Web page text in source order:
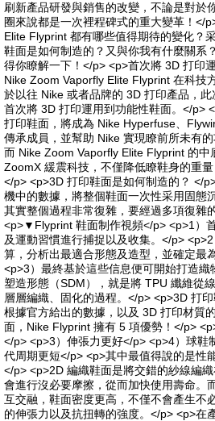
刷新產品研發與銷售的改變，不論是對於
圈來說都是一次裡程碑式的重大變革！</
Elite Flyprint 都有哪些值得期待的變化？
鞋面是如何制造的？又與你我有什麼關系
得你瞭解一下！</p> <p>首次將 3D 打印
Nike Zoom Vaporfly Elite Flyprint 在科技
於以往 Nike 或者品牌的 3D 打印產品，
首次將 3D 打印運用到功能性鞋面。</p>
打印鞋面，將成為 Nike Hyperfuse、
傳承成員，並幫助 Nike 實現瞭前所未有
而 Nike Zoom Vaporfly Elite Flyprint 的中
ZoomX 緩震科技，不僅降低瞭鞋身的重
</p> <p>3D 打印鞋面是如何制造的？ </
機中的數據，將整個鞋面一次性采用固態
其實整個過程非常復雜，要經過多項復雜
<p>▼Flyprint 鞋面制作視頻</p> <p>1）
及運動習慣進行捕捉以及收集。</p>
算，分析出最適合形態及造型，並確定最
<p>3）最終基於這些信息便可開始打造
塑造形態（SDM），就是將 TPU 纖維從
層層編織、固化的過程。</p> <p>3D 打
根據官方給出的數據，以及 3D 打印材質
面，Nike Flyprint 擁有 5 項優勢！</p>
</p> <p>3）伸張力更好</p> <p>4）球鞋
代周期更短</p> <p>其中最值得說的是性
</p> <p>2D 編織鞋面是將交錯的紗線編
會進行沒必要摩擦，從而加快使用壽命。
互交融，鞋面密度更高，不僅不會產生不
的伸張力以及抗扭轉的強度。</p> <p>在